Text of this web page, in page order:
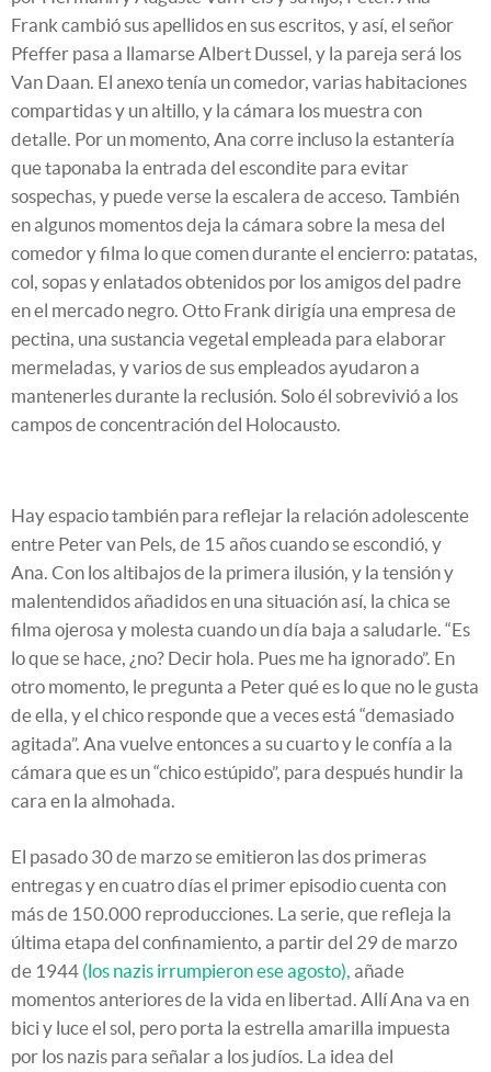
Frank cambió sus apellidos en sus escritos, y así, el señor
Pfeffer pasa a llamarse Albert Dussel, y la pareja será los
Van Daan. El anexo tenía un comedor, varias habitaciones
compartidas y un altillo, y la cámara los muestra con
detalle. Por un momento, Ana corre incluso la estantería
que taponaba la entrada del escondite para evitar
sospechas, y puede verse la escalera de acceso. También
en algunos momentos deja la cámara sobre la mesa del
comedor y filma lo que comen durante el encierro: patatas,
col, sopas y enlatados obtenidos por los amigos del padre
en el mercado negro. Otto Frank dirigía una empresa de
pectina, una sustancia vegetal empleada para elaborar
mermeladas, y varios de sus empleados ayudaron a
mantenerles durante la reclusión. Solo él sobrevivió a los
campos de concentración del Holocausto.
Hay espacio también para reflejar la relación adolescente
entre Peter van Pels, de 15 años cuando se escondió, y
Ana. Con los altibajos de la primera ilusión, y la tensión y
malentendidos añadidos en una situación así, la chica se
filma ojerosa y molesta cuando un día baja a saludarle. “Es
lo que se hace, ¿no? Decir hola. Pues me ha ignorado”. En
otro momento, le pregunta a Peter qué es lo que no le gusta
de ella, y el chico responde que a veces está “demasiado
agitada”. Ana vuelve entonces a su cuarto y le confía a la
cámara que es un “chico estúpido”, para después hundir la
cara en la almohada.
El pasado 30 de marzo se emitieron las dos primeras
entregas y en cuatro días el primer episodio cuenta con
más de 150.000 reproducciones. La serie, que refleja la
última etapa del confinamiento, a partir del 29 de marzo
de 1944 (los nazis irrumpieron ese agosto), añade
momentos anteriores de la vida en libertad. Allí Ana va en
bici y luce el sol, pero porta la estrella amarilla impuesta
por los nazis para señalar a los judíos. La idea del